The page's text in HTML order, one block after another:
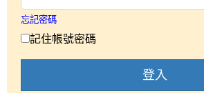
忘記密碼
記住帳號密碼
登入